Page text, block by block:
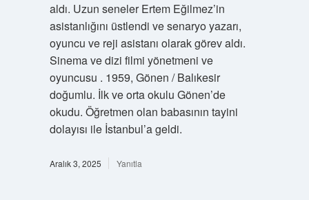
aldı. Uzun seneler Ertem Eğilmez’in
asistanlığını üstlendi ve senaryo yazarı,
oyuncu ve reji asistanı olarak görev aldı.
Sinema ve dizi filmi yönetmeni ve
oyuncusu . 1959, Gönen / Balıkesir
doğumlu. İlk ve orta okulu Gönen’de
okudu. Öğretmen olan babasının tayini
dolayısı ile İstanbul’a geldi.
Aralık 3, 2025 Yanıtla